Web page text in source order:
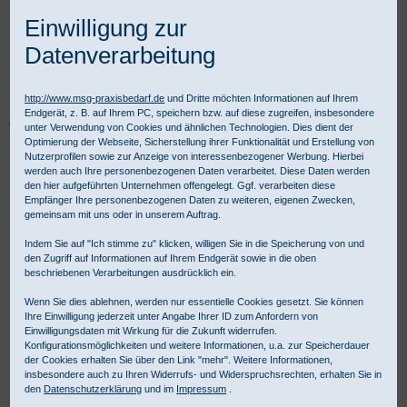
Praxisbedarf Shop REHA & Pflegebedarf
Fitness und Wellness
Erste Hilfe Sport & Freizeit
Pet Care Verbandtasche
Einwilligung zur
Datenverarbeitung
http://www.msg-praxisbedarf.de und Dritte möchten Informationen auf Ihrem
Endgerät, z. B. auf Ihrem PC, speichern bzw. auf diese zugreifen, insbesondere
unter Verwendung von Cookies und ähnlichen Technologien. Dies dient der
Optimierung der Webseite, Sicherstellung ihrer Funktionalität und Erstellung von
Nutzerprofilen sowie zur Anzeige von interessenbezogener Werbung. Hierbei
werden auch Ihre personenbezogenen Daten verarbeitet. Diese Daten werden
den hier aufgeführten Unternehmen offengelegt. Ggf. verarbeiten diese
Empfänger Ihre personenbezogenen Daten zu weiteren, eigenen Zwecken,
gemeinsam mit uns oder in unserem Auftrag.
Indem Sie auf "Ich stimme zu" klicken, willigen Sie in die Speicherung von und
den Zugriff auf Informationen auf Ihrem Endgerät sowie in die oben
beschriebenen Verarbeitungen ausdrücklich ein.
Wenn Sie dies ablehnen, werden nur essentielle Cookies gesetzt. Sie können
Ihre Einwilligung jederzeit unter Angabe Ihrer ID zum Anfordern von
Einwilligungsdaten mit Wirkung für die Zukunft widerrufen.
Konfigurationsmöglichkeiten und weitere Informationen, u.a. zur Speicherdauer
der Cookies erhalten Sie über den Link "mehr". Weitere Informationen,
insbesondere auch zu Ihren Widerrufs- und Widerspruchsrechten, erhalten Sie in
den Datenschutzerklärung und im Impressum